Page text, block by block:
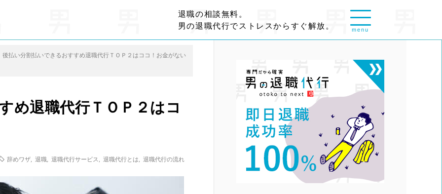
退職の相談無料。
男の退職代行でストレスからすぐ解放。
menu
後払い分割払いできるおすすめ退職代行ＴＯＰ２はココ！お金がない
め退職代行ＴＯＰ２はコ
辞めワザ 退職 退職代行サービス 退職代行とは 退職代行の流れ